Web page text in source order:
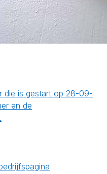
die is gestart op 28-09-
en de